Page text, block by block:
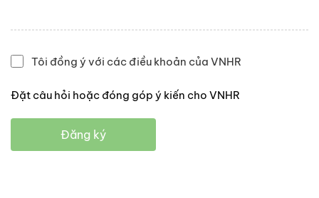
Tôi đồng ý với các điều khoản của VNHR
Đặt câu hỏi hoặc đóng góp ý kiến cho VNHR
Đăng ký